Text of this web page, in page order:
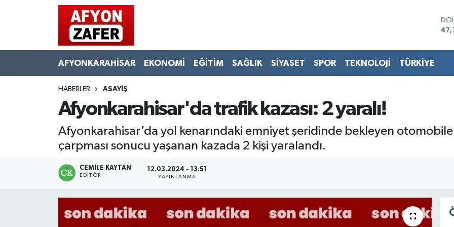
AFYONKARAHİSAR EKONOMİ EĞİTİM SAĞLIK SİYASET SPOR TEKNOLOJİ TÜRKİYE
HABERLER ASAYİŞ
Afyonkarahisar'da trafik kazası: 2 yaralı!
Afyonkarahisar’da yol kenarındaki emniyet şeridinde bekleyen
çarpması sonucu yaşanan kazada 2 kişi yaralandı.
CEMILE KAYTAN
EDITÖR
12.03.2024 - 13:51
YAYINLANMA